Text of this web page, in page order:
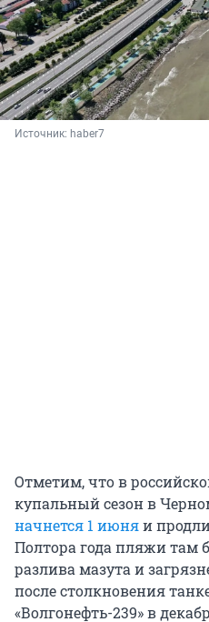
Источник: haber7
Отметим, что в
купальный сезон в
начнется 1 июняи
Полтора года пляжи там
разлива мазута и
после столкновения
«Волгонефть-239» в